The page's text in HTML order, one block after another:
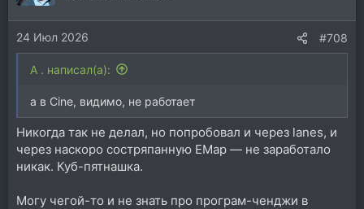
24 Июл 2026 #708
A . написал(а):
а в Cine, видимо, не работает
Никогда так не делал, но попробовал и через lanes, и
через наскоро состряпанную EMap — не заработало
никак. Куб-пятнашка.
Могу чегой-то и не знать про програм-ченджи в